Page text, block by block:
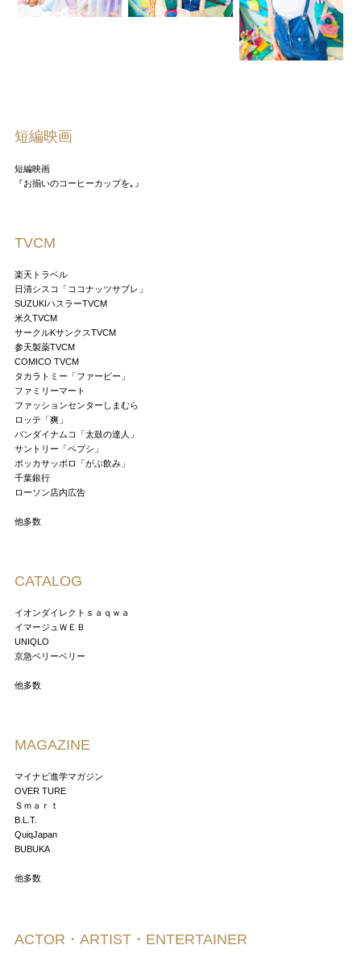
短編映画
短編映画
『お揃いのコーヒーカップを｡』
TVCM
楽天トラベル
日清シスコ「ココナッツサブレ」
SUZUKIハスラーTVCM
米久TVCM
サークルKサンクスTVCM
参天製薬TVCM
COMICO TVCM
タカラトミー「ファービー」
ファミリーマート
ファッションセンターしまむら
ロッテ「爽」
バンダイナムコ「太鼓の達人」
サントリー「ペプシ」
ポッカサッポロ「がぶ飲み」
千葉銀行
ローソン店内広告
他多数
CATALOG
イオンダイレクトｓａｑｗａ
イマージュＷＥＢ
UNIQLO
京急ベリーベリー
他多数
MAGAZINE
マイナビ進学マガジン
OVER TURE
Ｓｍａｒｔ
B.L.T.
QuiqJapan
BUBUKA
他多数
ACTOR・ARTIST・ENTERTAINER